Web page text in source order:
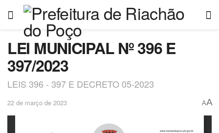
LEI MUNICIPAL Nº 396 E
397/2023
LEIS 396 - 397 E DECRETO 05-2023
22 de março de 2023 AA